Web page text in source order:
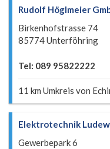
Rudolf Höglmeier
Birkenhofstrasse 74
85774 Unterföhring
Tel: 089 95822222
11 km Umkreis von
Elektrotechnik
Gewerbepark 6